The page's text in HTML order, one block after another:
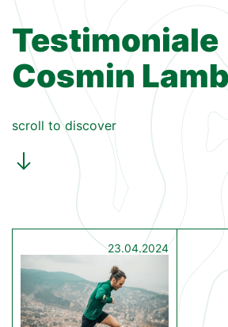
Testimoniale
Cosmin
scroll to discover
23.04.2024